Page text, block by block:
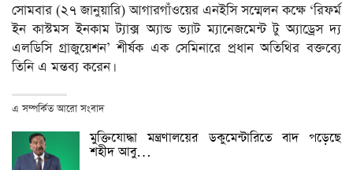
সোমবার (২৭ জানুয়ারি) আগারগাঁওয়ের এনইসি সম্মেলন কক্ষে ‘রিফর্ম
ইন কাস্টমস ইনকাম ট্যাক্স অ্যান্ড ভ্যাট ম্যানেজমেন্ট টু অ্যাড্রেস দ্য
এলডিসি গ্রাজুয়েশন’ শীর্ষক এক সেমিনারে প্রধান অতিথির বক্তব্যে
তিনি এ মন্তব্য করেন।
এ সম্পর্কিত আরো সংবাদ
মুক্তিযোদ্ধা মন্ত্রণালয়ের ডকুমেন্টারিতে বাদ পড়েছে
শহীদ আবু…